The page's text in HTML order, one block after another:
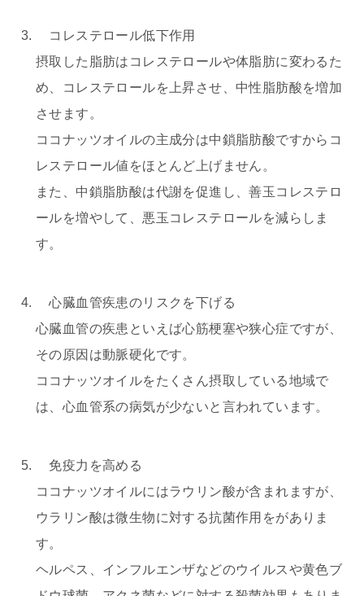
コレステロール低下作用
摂取した脂肪はコレステロールや体脂肪に変わるた
め、コレステロールを上昇させ、中性脂肪酸を増加
させます。
ココナッツオイルの主成分は中鎖脂肪酸ですからコ
レステロール値をほとんど上げません。
また、中鎖脂肪酸は代謝を促進し、善玉コレステロ
ールを増やして、悪玉コレステロールを減らしま
す。
心臓血管疾患のリスクを下げる
心臓血管の疾患といえば心筋梗塞や狭心症ですが、
その原因は動脈硬化です。
ココナッツオイルをたくさん摂取している地域で
は、心血管系の病気が少ないと言われています。
免疫力を高める
ココナッツオイルにはラウリン酸が含まれますが、
ウラリン酸は微生物に対する抗菌作用をがありま
す。
ヘルペス、インフルエンザなどのウイルスや黄色ブ